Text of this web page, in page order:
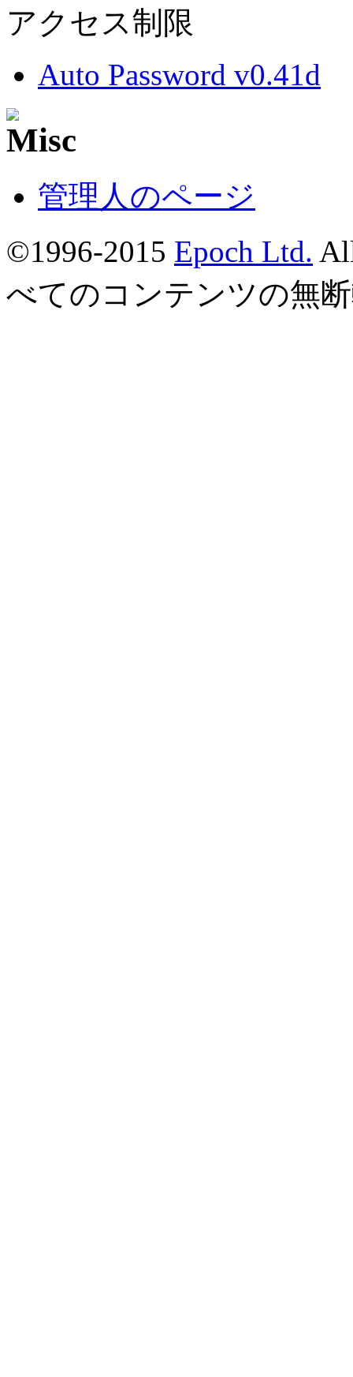
アクセス制限
Auto Password v0.41d
管理人のページ
©1996-2015 Epoch Ltd.
べてのコンテンツの無